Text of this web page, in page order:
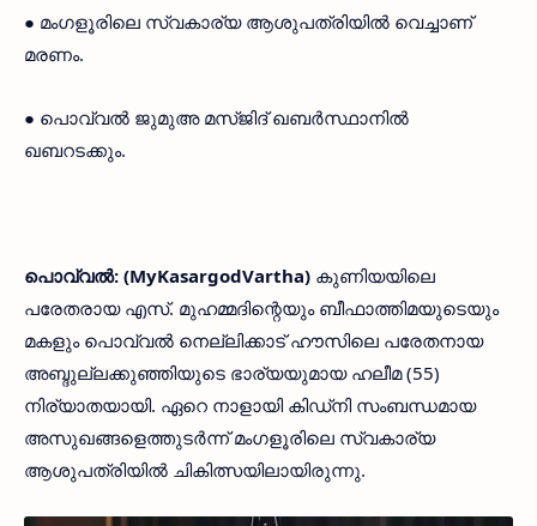
● മംഗളൂരിലെ സ്വകാര്യ ആശുപത്രിയിൽ വെച്ചാണ്
മരണം.
● പൊവ്വൽ ജുമുഅ മസ്ജിദ് ഖബർസ്ഥാനിൽ
ഖബറടക്കും.
പൊവ്വൽ: (MyKasargodVartha) കുണിയയിലെ
പരേതരായ എസ്. മുഹമ്മദിന്റെയും ബീഫാത്തിമയുടെയും
മകളും പൊവ്വൽ നെല്ലിക്കാട് ഹൗസിലെ പരേതനായ
അബ്ദുല്ലക്കുഞ്ഞിയുടെ ഭാര്യയുമായ ഹലീമ (55)
നിര്യാതയായി. ഏറെ നാളായി കിഡ്‌നി സംബന്ധമായ
അസുഖങ്ങളെത്തുടർന്ന് മംഗളൂരിലെ സ്വകാര്യ
ആശുപത്രിയിൽ ചികിത്സയിലായിരുന്നു.